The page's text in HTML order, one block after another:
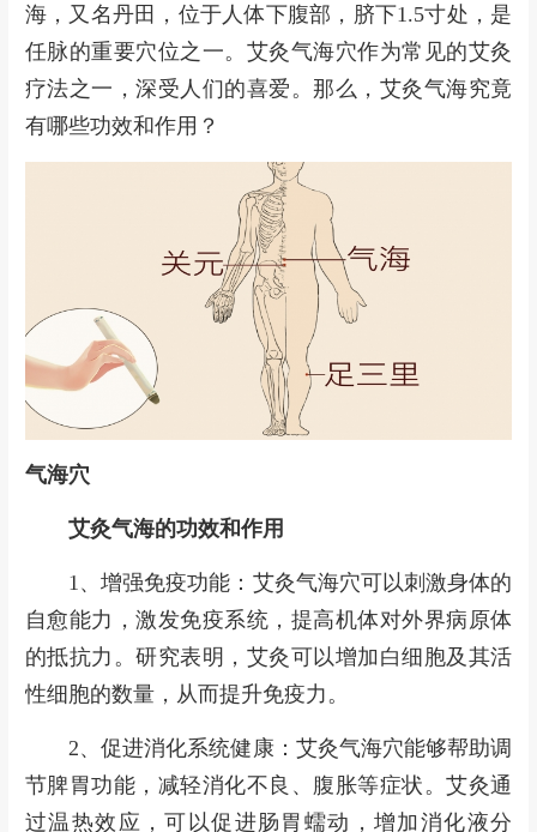
海，又名丹田，位于人体下腹部，脐下1.5寸处，是
任脉的重要穴位之一。艾灸气海穴作为常见的艾灸
疗法之一，深受人们的喜爱。那么，艾灸气海究竟
有哪些功效和作用？
气海穴
艾灸气海的功效和作用
1、增强免疫功能：艾灸气海穴可以刺激身体的
自愈能力，激发免疫系统，提高机体对外界病原体
的抵抗力。研究表明，艾灸可以增加白细胞及其活
性细胞的数量，从而提升免疫力。
2、促进消化系统健康：艾灸气海穴能够帮助调
节脾胃功能，减轻消化不良、腹胀等症状。艾灸通
过温热效应，可以促进肠胃蠕动，增加消化液分